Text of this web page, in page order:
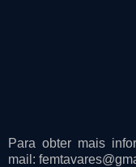
Para obter mais
mail: